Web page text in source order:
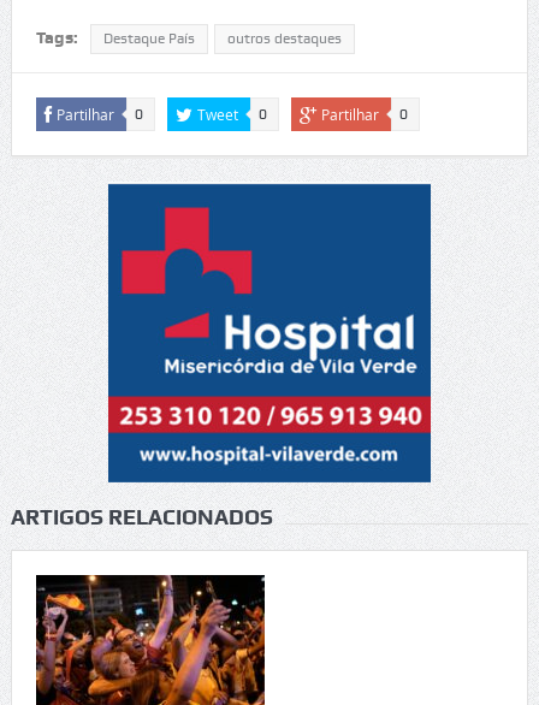
Tags: Destaque País outros destaques
Partilhar 0 Tweet 0 Partilhar 0
ARTIGOS RELACIONADOS